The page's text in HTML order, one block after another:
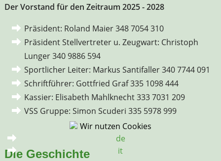
Der Vorstand für den Zeitraum 2025 - 2028
Präsident: Roland Maier 348 7054 310
Präsident Stellvertreter u. Zeugwart: Christoph
Lunger 340 9886 594
Sportlicher Leiter: Markus Santifaller 340 7744 091
Schriftführer: Gottfried Graf 335 1098 444
Kassier: Elisabeth Mahlknecht 333 7031 209
VSS Gruppe: Simon Scuderi 335 5978 999
Die Geschichte
Wir nutzen Cookies
de
it